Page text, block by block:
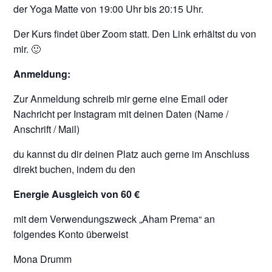
der Yoga Matte von 19:00 Uhr bis 20:15 Uhr.
Der Kurs findet über Zoom statt. Den Link erhältst du von
mir. 🙂
Anmeldung:
Zur Anmeldung schreib mir gerne eine Email oder
Nachricht per Instagram mit deinen Daten (Name /
Anschrift / Mail)
du kannst du dir deinen Platz auch gerne im Anschluss
direkt buchen, indem du den
Energie Ausgleich von 60 €
mit dem Verwendungszweck „Aham Prema“ an
folgendes Konto überweist
Mona Drumm